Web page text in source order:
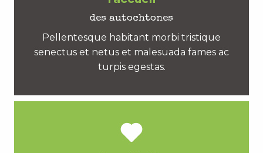
des autochtones
Pellentesque habitant morbi tristique
senectus et netus et malesuada fames ac
turpis egestas.